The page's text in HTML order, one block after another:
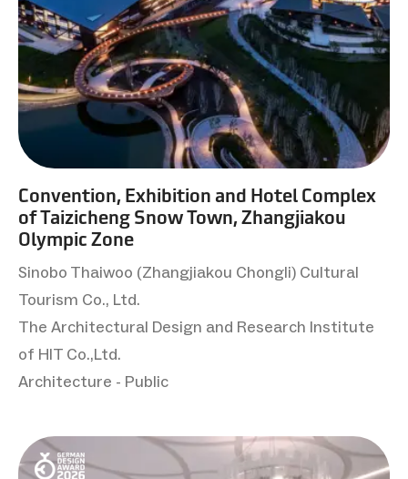
Convention, Exhibition and Hotel Complex
of Taizicheng Snow Town, Zhangjiakou
Olympic Zone
Sinobo Thaiwoo (Zhangjiakou Chongli) Cultural
Tourism Co., Ltd.
The Architectural Design and Research Institute
of HIT Co.,Ltd.
Architecture - Public